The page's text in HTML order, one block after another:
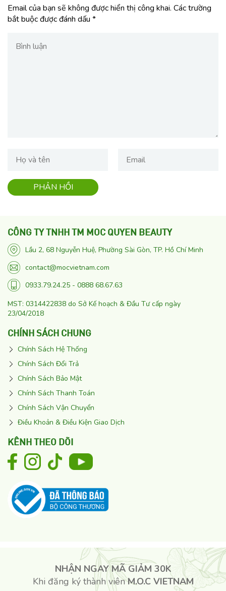
Email của bạn sẽ không được hiển thị công khai. Các trường
bắt buộc được đánh dấu *
CÔNG TY TNHH TM MOC QUYEN BEAUTY
Lầu 2, 68 Nguyễn Huệ, Phường Sài Gòn, TP. Hồ Chí Minh
contact@mocvietnam.com
0933.79.24.25 - 0888 68.67.63
MST: 0314422838 do Sở Kế hoạch & Đầu Tư cấp ngày
23/04/2018
CHÍNH SÁCH CHUNG
Chính Sách Hệ Thống
Chính Sách Đổi Trả
Chính Sách Bảo Mật
Chính Sách Thanh Toán
Chính Sách Vận Chuyển
Điều Khoản & Điều Kiện Giao Dịch
KÊNH THEO DÕI
NHẬN NGAY MÃ GIẢM 30K
Khi đăng ký thành viênM.O.C VIETNAM